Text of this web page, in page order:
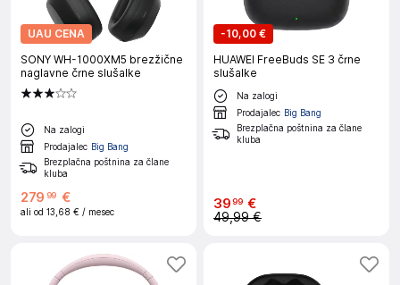
UAU CENA
SONY WH-1000XM5 brezžične
naglavne črne slušalke
Na zalogi
Prodajalec Big Bang
Brezplačna poštnina za člane
kluba
279 99 €
ali od 13,68 € / mesec
-10,00 €
HUAWEI FreeBuds SE 3 črne
slušalke
Na zalogi
Prodajalec Big Bang
Brezplačna poštnina za člane
kluba
3999 €
49,99 €